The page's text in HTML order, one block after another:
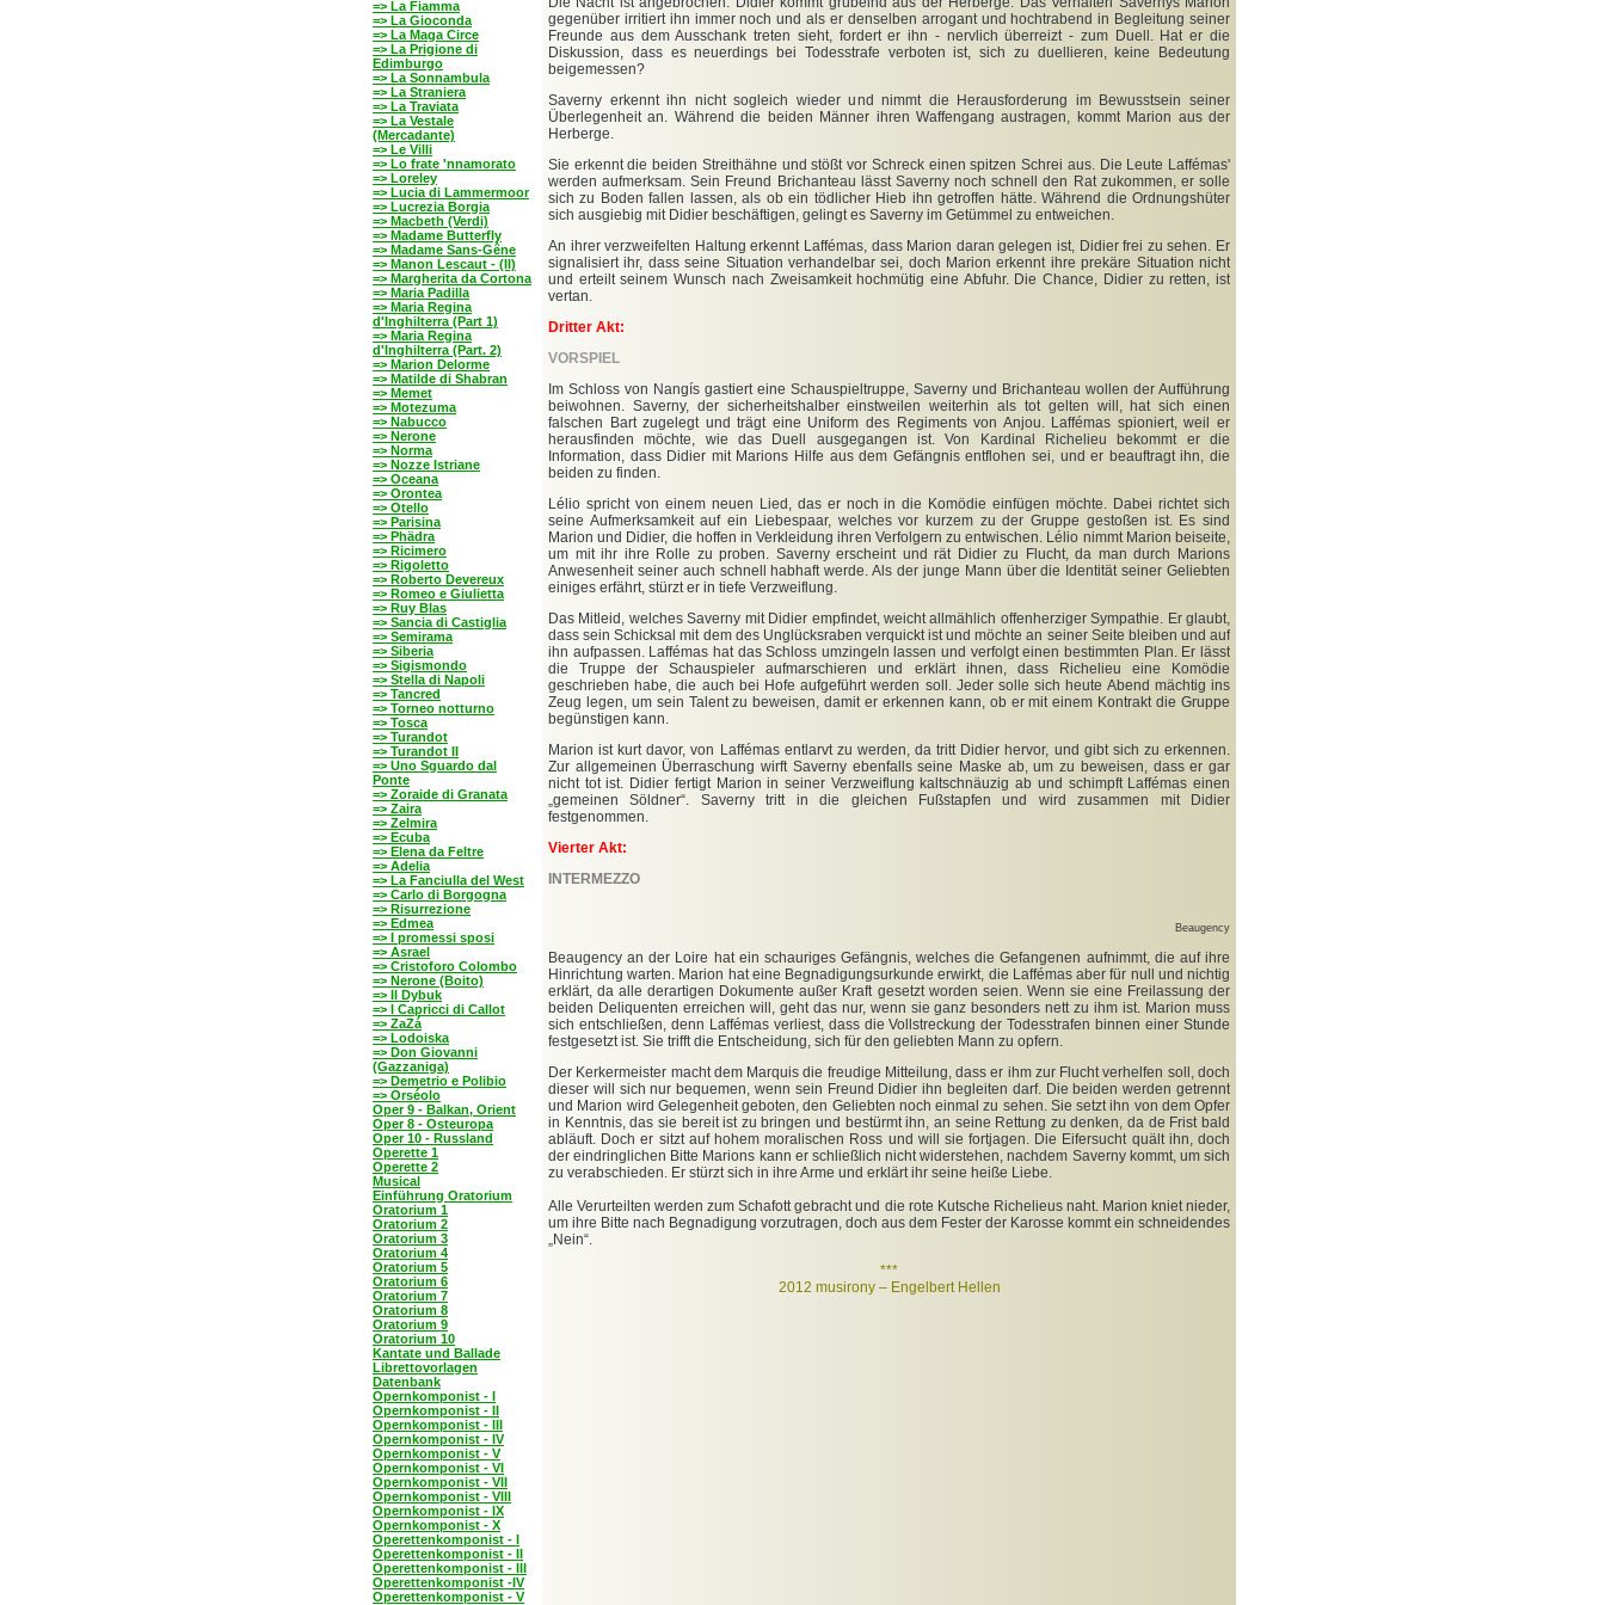
=> La Fiamma
=> La Gioconda
=> La Maga Circe
=> La Prigione di
Edimburgo
=> La Sonnambula
=> La Straniera
=> La Traviata
=> La Vestale
(Mercadante)
=> Le Villi
=> Lo frate 'nnamorato
=> Loreley
=> Lucia di Lammermoor
=> Lucrezia Borgia
=> Macbeth (Verdi)
=> Madame Butterfly
=> Madame Sans-Gêne
=> Manon Lescaut - (II)
=> Margherita da Cortona
=> Maria Padilla
=> Maria Regina
d'Inghilterra (Part 1)
=> Maria Regina
d'Inghilterra (Part. 2)
=> Marion Delorme
=> Matilde di Shabran
=> Memet
=> Motezuma
=> Nabucco
=> Nerone
=> Norma
=> Nozze Istriane
=> Oceana
=> Orontea
=> Otello
=> Parisina
=> Phädra
=> Ricimero
=> Rigoletto
=> Roberto Devereux
=> Romeo e Giulietta
=> Ruy Blas
=> Sancia di Castiglia
=> Semirama
=> Siberia
=> Sigismondo
=> Stella di Napoli
=> Tancred
=> Torneo notturno
=> Tosca
=> Turandot
=> Turandot II
=> Uno Sguardo dal
Ponte
=> Zoraide di Granata
=> Zaira
=> Zelmira
=> Ecuba
=> Elena da Feltre
=> Adelia
=> La Fanciulla del West
=> Carlo di Borgogna
=> Risurrezione
=> Edmea
=> I promessi sposi
=> Asrael
=> Cristoforo Colombo
=> Nerone (Boito)
=> Il Dybuk
=> I Capricci di Callot
=> ZaZá
=> Lodoiska
=> Don Giovanni
(Gazzaniga)
=> Demetrio e Polibio
=> Orséolo
Oper 9 - Balkan, Orient
Oper 8 - Osteuropa
Oper 10 - Russland
Operette 1
Operette 2
Musical
Einführung Oratorium
Oratorium 1
Oratorium 2
Oratorium 3
Oratorium 4
Oratorium 5
Oratorium 6
Oratorium 7
Oratorium 8
Oratorium 9
Oratorium 10
Kantate und Ballade
Librettovorlagen
Datenbank
Opernkomponist - I
Opernkomponist - II
Opernkomponist - III
Opernkomponist - IV
Opernkomponist - V
Opernkomponist - VI
Opernkomponist - VII
Opernkomponist - VIII
Opernkomponist - IX
Opernkomponist - X
Operettenkomponist - I
Operettenkomponist - II
Operettenkomponist - III
Operettenkomponist -IV
Operettenkomponist - V
gegenüber irritiert ihn immer noch und als er denselben arrogant und hochtrabend in Begleitung seiner
Freunde aus dem Ausschank treten sieht, fordert er ihn - nervlich überreizt - zum Duell. Hat er die
Diskussion, dass es neuerdings bei Todesstrafe verboten ist, sich zu duellieren, keine Bedeutung
beigemessen?
Saverny erkennt ihn nicht sogleich wieder und nimmt die Herausforderung im Bewusstsein seiner
Überlegenheit an. Während die beiden Männer ihren Waffengang austragen, kommt Marion aus der
Herberge.
Sie erkennt die beiden Streithähne und stößt vor Schreck einen spitzen Schrei aus. Die Leute Laffémas'
werden aufmerksam. Sein Freund Brichanteau lässt Saverny noch schnell den Rat zukommen, er solle
sich zu Boden fallen lassen, als ob ein tödlicher Hieb ihn getroffen hätte. Während die Ordnungshüter
sich ausgiebig mit Didier beschäftigen, gelingt es Saverny im Getümmel zu entweichen.
An ihrer verzweifelten Haltung erkennt Laffémas, dass Marion daran gelegen ist, Didier frei zu sehen. Er
signalisiert ihr, dass seine Situation verhandelbar sei, doch Marion erkennt ihre prekäre Situation nicht
und erteilt seinem Wunsch nach Zweisamkeit hochmütig eine Abfuhr. Die Chance, Didier zu retten, ist
vertan.
Dritter Akt:
VORSPIEL
Im Schloss von Nangís gastiert eine Schauspieltruppe, Saverny und Brichanteau wollen der Aufführung
beiwohnen. Saverny, der sicherheitshalber einstweilen weiterhin als tot gelten will, hat sich einen
falschen Bart zugelegt und trägt eine Uniform des Regiments von Anjou. Laffémas spioniert, weil er
herausfinden möchte, wie das Duell ausgegangen ist. Von Kardinal Richelieu bekommt er die
Information, dass Didier mit Marions Hilfe aus dem Gefängnis entflohen sei, und er beauftragt ihn, die
beiden zu finden.
Lélio spricht von einem neuen Lied, das er noch in die Komödie einfügen möchte. Dabei richtet sich
seine Aufmerksamkeit auf ein Liebespaar, welches vor kurzem zu der Gruppe gestoßen ist. Es sind
Marion und Didier, die hoffen in Verkleidung ihren Verfolgern zu entwischen. Lélio nimmt Marion beiseite,
um mit ihr ihre Rolle zu proben. Saverny erscheint und rät Didier zu Flucht, da man durch Marions
Anwesenheit seiner auch schnell habhaft werde. Als der junge Mann über die Identität seiner Geliebten
einiges erfährt, stürzt er in tiefe Verzweiflung.
Das Mitleid, welches Saverny mit Didier empfindet, weicht allmählich offenherziger Sympathie. Er glaubt,
dass sein Schicksal mit dem des Unglücksraben verquickt ist und möchte an seiner Seite bleiben und auf
ihn aufpassen. Laffémas hat das Schloss umzingeln lassen und verfolgt einen bestimmten Plan. Er lässt
die Truppe der Schauspieler aufmarschieren und erklärt ihnen, dass Richelieu eine Komödie
geschrieben habe, die auch bei Hofe aufgeführt werden soll. Jeder solle sich heute Abend mächtig ins
Zeug legen, um sein Talent zu beweisen, damit er erkennen kann, ob er mit einem Kontrakt die Gruppe
begünstigen kann.
Marion ist kurt davor, von Laffémas entlarvt zu werden, da tritt Didier hervor, und gibt sich zu erkennen.
Zur allgemeinen Überraschung wirft Saverny ebenfalls seine Maske ab, um zu beweisen, dass er gar
nicht tot ist. Didier fertigt Marion in seiner Verzweiflung kaltschnäuzig ab und schimpft Laffémas einen
„gemeinen Söldner“. Saverny tritt in die gleichen Fußstapfen und wird zusammen mit Didier
festgenommen.
Vierter Akt:
INTERMEZZO
Beaugency
Beaugency an der Loire hat ein schauriges Gefängnis, welches die Gefangenen aufnimmt, die auf ihre
Hinrichtung warten. Marion hat eine Begnadigungsurkunde erwirkt, die Laffémas aber für null und nichtig
erklärt, da alle derartigen Dokumente außer Kraft gesetzt worden seien. Wenn sie eine Freilassung der
beiden Deliquenten erreichen will, geht das nur, wenn sie ganz besonders nett zu ihm ist. Marion muss
sich entschließen, denn Laffémas verliest, dass die Vollstreckung der Todesstrafen binnen einer Stunde
festgesetzt ist. Sie trifft die Entscheidung, sich für den geliebten Mann zu opfern.
Der Kerkermeister macht dem Marquis die freudige Mitteilung, dass er ihm zur Flucht verhelfen soll, doch
dieser will sich nur bequemen, wenn sein Freund Didier ihn begleiten darf. Die beiden werden getrennt
und Marion wird Gelegenheit geboten, den Geliebten noch einmal zu sehen. Sie setzt ihn von dem Opfer
in Kenntnis, das sie bereit ist zu bringen und bestürmt ihn, an seine Rettung zu denken, da de Frist bald
abläuft. Doch er sitzt auf hohem moralischen Ross und will sie fortjagen. Die Eifersucht quält ihn, doch
der eindringlichen Bitte Marions kann er schließlich nicht widerstehen, nachdem Saverny kommt, um sich
zu verabschieden. Er stürzt sich in ihre Arme und erklärt ihr seine heiße Liebe.
Alle Verurteilten werden zum Schafott gebracht und die rote Kutsche Richelieus naht. Marion kniet nieder,
um ihre Bitte nach Begnadigung vorzutragen, doch aus dem Fester der Karosse kommt ein schneidendes
„Nein“.
***
2012 musirony – Engelbert Hellen